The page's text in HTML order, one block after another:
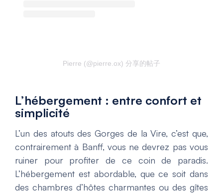
Pierre (@pierre.ox) 分享的帖子
L’hébergement : entre confort et
simplicité
L’un des atouts des Gorges de la Vire, c’est que,
contrairement à Banff, vous ne devrez pas vous
ruiner pour profiter de ce coin de paradis.
L’hébergement est abordable, que ce soit dans
des chambres d’hôtes charmantes ou des gîtes